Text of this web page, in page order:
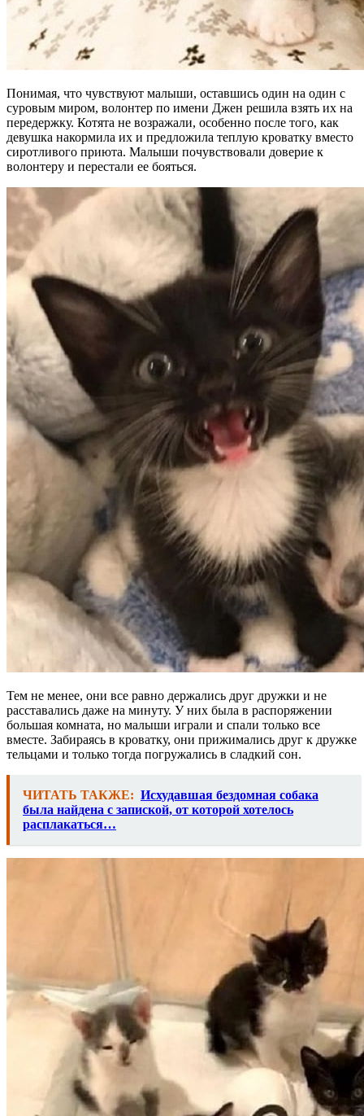
Понимая, что чувствуют малыши, оставшись один на один с
суровым миром, волонтер по имени Джен решила взять их на
передержку. Котята не возражали, особенно после того, как
девушка накормила их и предложила теплую кроватку вместо
сиротливого приюта. Малыши почувствовали доверие к
волонтеру и перестали ее бояться.
Тем не менее, они все равно держались друг дружки и не
расставались даже на минуту. У них была в распоряжении
большая комната, но малыши играли и спали только все
вместе. Забираясь в кроватку, они прижимались друг к дружке
тельцами и только тогда погружались в сладкий сон.
ЧИТАТЬ ТАКЖЕ: Исхудавшая бездомная собака
была найдена с запиской, от которой хотелось
расплакаться…